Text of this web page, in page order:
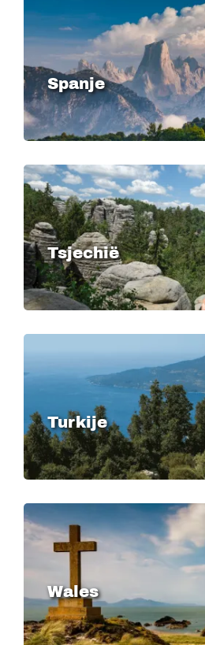
Spanje
Image
Tsjechië
Image
Turkije
Image
Wales